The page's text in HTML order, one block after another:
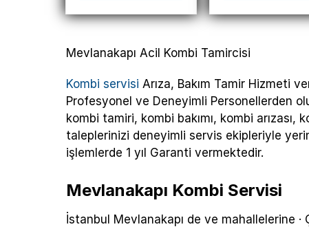
Mevlanakapı Acil Kombi Tamircisi
Kombi servisi Arıza, Bakım Tamir Hizmeti
Profesyonel ve Deneyimli Personellerden
kombi tamiri, kombi bakımı, kombi arızası,
taleplerinizi deneyimli servis ekipleriyle
işlemlerde 1 yıl Garanti vermektedir.
Mevlanakapı Kombi Servisi
İstanbul Mevlanakapı de ve mahallelerine